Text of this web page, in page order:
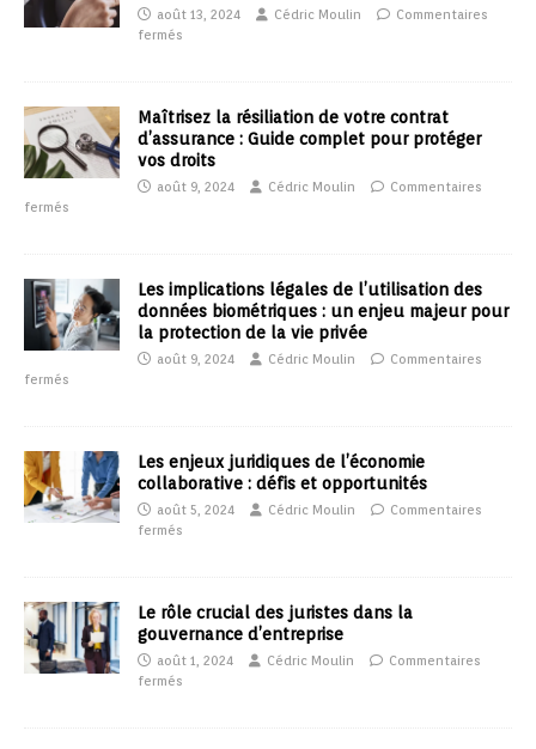
août 13, 2024 Cédric Moulin
Commentaires
fermés
Maîtrisez la résiliation de votre contrat
d’assurance : Guide complet pour protéger
vos droits
août 9, 2024 Cédric Moulin
Commentaires
fermés
Les implications légales de l’utilisation des
données biométriques : un enjeu majeur pour
la protection de la vie privée
août 9, 2024 Cédric Moulin
Commentaires
fermés
Les enjeux juridiques de l’économie
collaborative : défis et opportunités
août 5, 2024 Cédric Moulin
Commentaires
fermés
Le rôle crucial des juristes dans la
gouvernance d’entreprise
août 1, 2024 Cédric Moulin
Commentaires
fermés